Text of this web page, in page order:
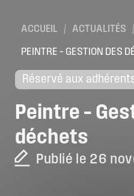
ACCUEIL / ACTUALITÉS
/
PEINTRE – GESTION DES
Réservé aux
Peintre –
déchets
Publié le 26